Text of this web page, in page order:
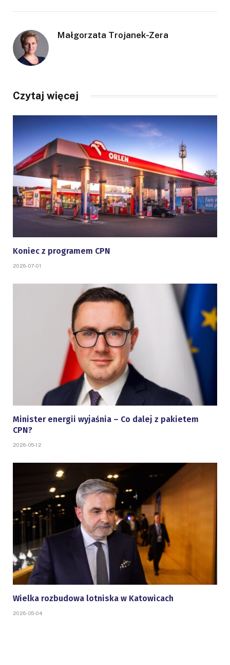
Małgorzata Trojanek-Zera
Czytaj więcej
Koniec z programem CPN
2026-07-01
Minister energii wyjaśnia – Co dalej z pakietem
CPN?
2026-05-12
Wielka rozbudowa lotniska w Katowicach
2026-05-04